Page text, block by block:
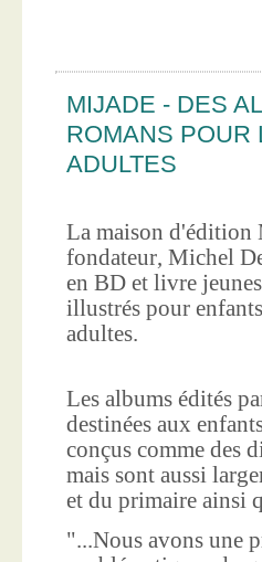
MIJADE - DES
ROMANS POUR
ADULTES
La maison d'édition
fondateur, Michel
en BD et livre
illustrés pour
adultes.
Les albums édités
destinées aux
conçus comme des
mais sont aussi
et du primaire ainsi
"...Nous avons une